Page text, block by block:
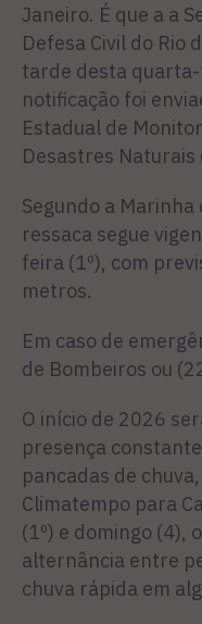
Janeiro. É que a a
Defesa Civil do Rio
tarde desta
notificação foi
Estadual de
Desastres Naturais
Segundo a
ressaca segue
feira (1º), com
metros.
Em caso de
de Bombeiros ou
O início de 2026
presença
pancadas de
Climatempo para
(1º) e domingo (4),
alternância entre
chuva rápida em